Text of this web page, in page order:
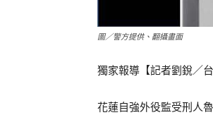
圖／警方提供、翻攝畫面
獨家報導【記者劉銳／台
花蓮自強外役監受刑人